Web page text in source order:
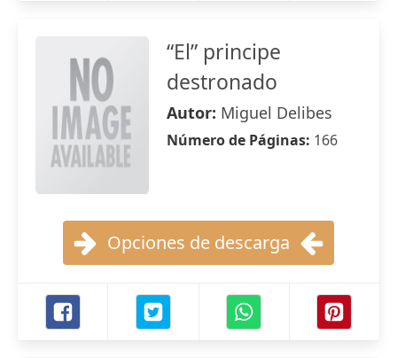
“El” principe
destronado
Autor: Miguel Delibes
Número de Páginas: 166
Opciones de descarga